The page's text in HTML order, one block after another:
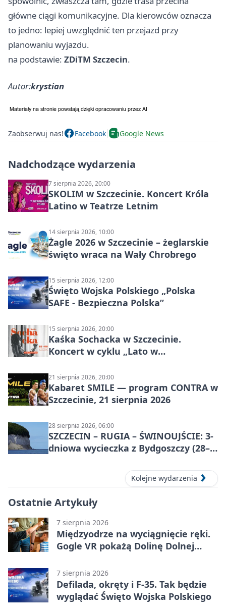
główne ciągi komunikacyjne. Dla kierowców oznacza
to jedno: lepiej uwzględnić ten przejazd przy
planowaniu wyjazdu.
na podstawie: ZDiTM Szczecin.
Autor:krystian
Zaobserwuj nas! Facebook Google News
Nadchodzące wydarzenia
7 sierpnia 2026, 20:00
SKOLIM w Szczecinie. Koncert Króla
Latino w Teatrze Letnim
14 sierpnia 2026, 10:00
Żagle 2026 w Szczecinie – żeglarskie
święto wraca na Wały Chrobrego
15 sierpnia 2026, 12:00
Święto Wojska Polskiego „Polska
SAFE - Bezpieczna Polska”
15 sierpnia 2026, 20:00
Kaśka Sochacka w Szczecinie.
Koncert w cyklu „Lato w
21 sierpnia 2026, 20:00
Kabaret SMILE — program CONTRA w
Szczecinie, 21 sierpnia 2026
28 sierpnia 2026, 06:00
SZCZECIN – RUGIA – ŚWINOUJŚCIE: 3-
dniowa wycieczka z Bydgoszczy (28–
Kolejne wydarzenia
Ostatnie Artykuły
7 sierpnia 2026
Międzyodrze na wyciągnięcie ręki.
Gogle VR pokażą Dolinę Dolnej
7 sierpnia 2026
Defilada, okręty i F-35. Tak będzie
wyglądać Święto Wojska Polskiego